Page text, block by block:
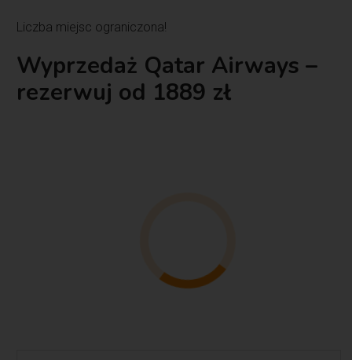
Liczba miejsc ograniczona!
Wyprzedaż Qatar Airways –
rezerwuj od 1889 zł